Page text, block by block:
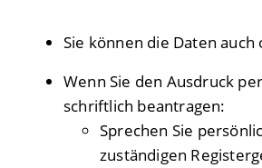
Sie können die Daten
Wenn Sie den Ausdruck
schriftlich beantragen:
Sprechen Sie
zuständigen